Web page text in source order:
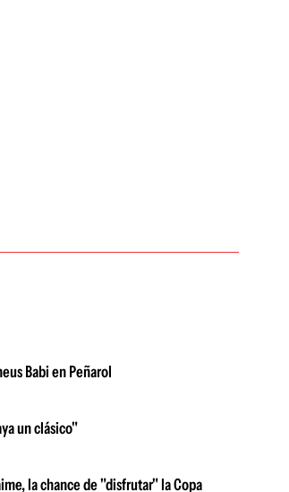
Babi en Peñarol
un clásico"
la chance de "disfrutar" la Copa